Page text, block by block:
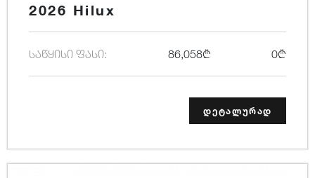
2026 Hilux
საწყისი ფასი: 86,058₾ 0₾
დეტალურად